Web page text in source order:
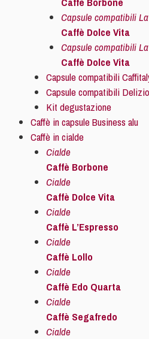
Capsule compatibili
Caffè Dolce Vita
Capsule compatibili
Caffè Dolce Vita
Capsule compatibili
Capsule compatibili
Kit degustazione
Caffè in capsule Business alu
Caffè in cialde
Cialde
Caffè Borbone
Cialde
Caffè Dolce Vita
Cialde
Caffè L’Espresso
Cialde
Caffè Lollo
Cialde
Caffè Edo Quarta
Cialde
Caffè Segafredo
Cialde